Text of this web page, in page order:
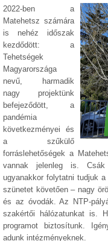
2022-ben a
Matehetsz számára
is nehéz időszak
kezdődött: a
Tehetségek
Magyarországa
nevű, harmadik
nagy projektünk
befejeződött, a
pandémia
következményei és
a szűkülő
forráslehetőségek a
vannak jelenleg is. Csák
ugyanakkor folytatni tudjuk
szünetet követően – nagy
és az óvodák. Az NTP-
szakértői hálózatunkat is.
programot biztosítunk.
adunk intézményeknek.